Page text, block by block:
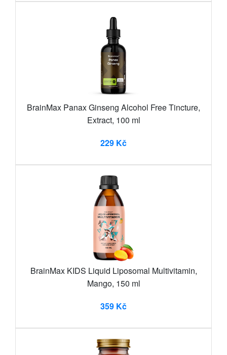
BrainMax Panax Ginseng Alcohol Free Tincture,
Extract, 100 ml
229 Kč
BrainMax KIDS Liquid Liposomal Multivitamin,
Mango, 150 ml
359 Kč